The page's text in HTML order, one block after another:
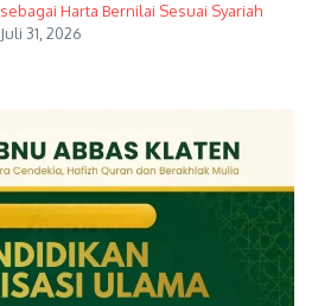
sebagai Harta Bernilai Sesuai Syariah
Juli 31, 2026